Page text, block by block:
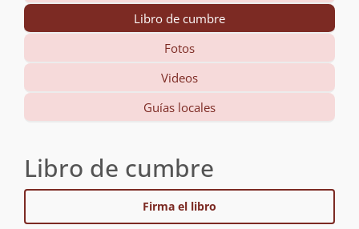
Libro de cumbre
Fotos
Videos
Guías locales
Libro de cumbre
Firma el libro